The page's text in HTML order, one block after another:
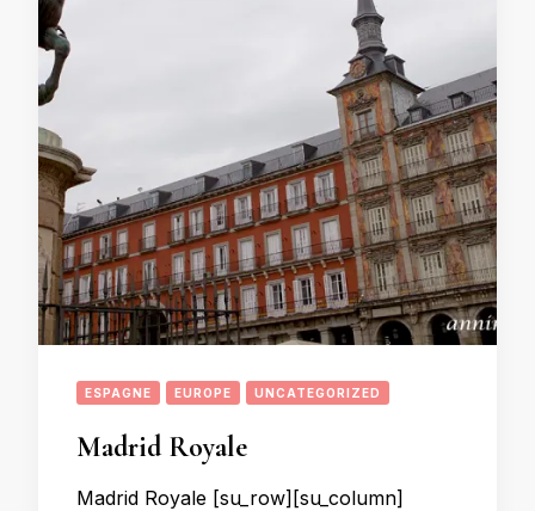
ESPAGNE EUROPE UNCATEGORIZED
Madrid Royale
Madrid Royale [su_row][su_column]